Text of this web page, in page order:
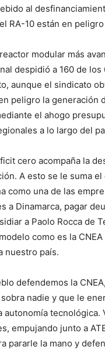
al
RA-10 están en
modular más
despidió a 160 de
aunque el sindicato
peligro la generación
el ahogo
a lo largo del
cero acompaña la
A esto se le suma
como una de las
a Dinamarca, pagar
a Paolo Rocca de
como es la
nuestro país.
defendemos la
nadie y que le
autonomía
empujando junto a
pararle la mano y